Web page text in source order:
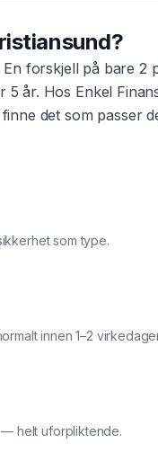
?
forskjell på bare 2
år. Hos Enkel
det som passer
som type.
innen 1–2
— helt uforpliktende.